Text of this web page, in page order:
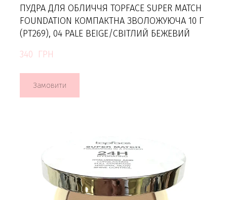
ПУДРА ДЛЯ ОБЛИЧЧЯ TOPFACE SUPER MATCH
FOUNDATION КОМПАКТНА ЗВОЛОЖУЮЧА 10 Г
(PT269), 04 PALE BEIGE/СВІТЛИЙ БЕЖЕВИЙ
340  ГРН
Замовити